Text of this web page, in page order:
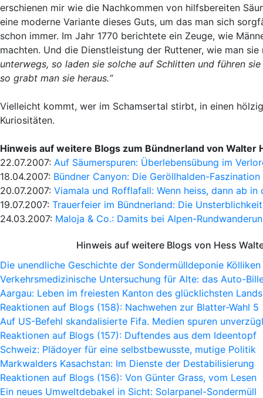
erschienen mir wie die Nachkommen von hilfsbereiten
eine moderne Variante dieses Guts, um das man sich
schon immer. Im Jahr 1770 berichtete ein Zeuge, wie
machten. Und die Dienstleistung der Ruttener, wie man
unterwegs, so laden sie solche auf Schlitten und führen
so grabt man sie heraus.“
Vielleicht kommt, wer im Schamsertal stirbt, in einen
Kuriositäten.
Hinweis auf weitere Blogs zum Bündnerland von Walter
22.07.2007: Auf Säumerspuren: Überlebensübung im
18.04.2007: Bündner Canyon: Die Geröllhalden-
20.07.2007: Viamala und Rofflafall: Wenn heiss, dann ab in
19.07.2007: Trauerfeier im Bündnerland: Die
24.03.2007: Maloja & Co.: Damits bei Alpen-
Hinweis auf weitere Blogs von Hess
Die unendliche Geschichte der Sondermülldeponie Kölliken
Verkehrsmedizinische Untersuchung für Alte: das Auto-
Aargau: Leben im freiesten Kanton des glücklichsten Lands
Reaktionen auf Blogs (158): Nachwehen zur Blatter-Wahl 5
Auf US-Befehl skandalisierte Fifa. Medien spuren
Reaktionen auf Blogs (157): Duftendes aus dem Ideentopf
Schweiz: Plädoyer für eine selbstbewusste, mutige Politik
Markwalders Kasachstan: Im Dienste der Destabilisierung
Reaktionen auf Blogs (156): Von Günter Grass, vom Lesen
Ein neues Umweltdebakel in Sicht: Solarpanel-Sondermüll